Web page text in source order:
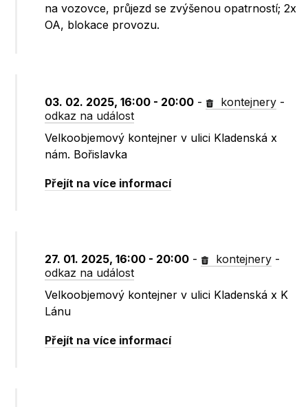
na vozovce, průjezd se zvýšenou opatrností; 2x
OA, blokace provozu.
03. 02. 2025, 16:00 - 20:00 - kontejnery -
odkaz na událost
Velkoobjemový kontejner v ulici Kladenská x
nám. Bořislavka
Přejít na více informací
27. 01. 2025, 16:00 - 20:00 - kontejnery -
odkaz na událost
Velkoobjemový kontejner v ulici Kladenská x K
Lánu
Přejít na více informací